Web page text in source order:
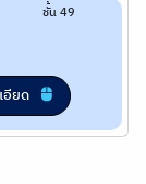
ชั้น 49
อียด